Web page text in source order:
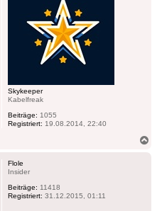
Skykeeper
Kabelfreak
Beiträge: 1055
Registriert: 19.08.2014, 22:40
Flole
Insider
Beiträge: 11418
Registriert: 31.12.2015, 01:11